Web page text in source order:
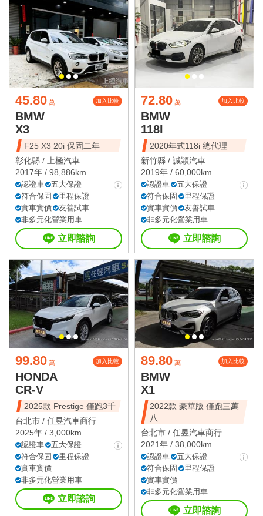
45.80 萬 加入比較
BMW
X3
F25 X3 20i 保固二年
彰化縣 /
上極汽車
2017年 / 98,886km
認證車
五大保證
符合保固
里程保證
實車實價
友善試車
非多元化營業用車
立即諮詢
72.80 萬 加入比較
BMW
118I
2020年式118i 總代理
新竹縣 / 誠穎汽車
2019年 / 60,000km
認證車
五大保證
符合保固
里程保證
實車實價
友善試車
非多元化營業用車
立即諮詢
99.80 萬 加入比較
HONDA
CR-V
2025款 Prestige 僅跑3千
台北市 / 任昱汽車商行
2025年 / 3,000km
認證車
五大保證
符合保固
里程保證
實車實價
非多元化營業用車
立即諮詢
89.80 萬 加入比較
BMW
X1
2022款 豪華版 僅跑三萬
八
台北市 / 任昱汽車商行
2021年 / 38,000km
認證車
五大保證
符合保固
里程保證
實車實價
非多元化營業用車
立即諮詢